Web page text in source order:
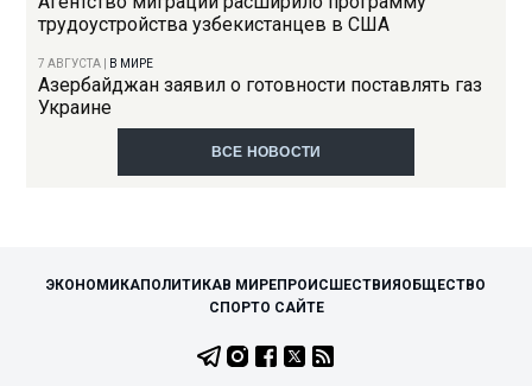
трудоустройства узбекистанцев в США
7 АВГУСТА В МИРЕ
Азербайджан заявил о готовности поставлять газ
Украине
ВСЕ НОВОСТИ
ЭКОНОМИКАПОЛИТИКАВ МИРЕПРОИСШЕСТВИЯ ОБЩЕСТВО
СПОРТО САЙТЕ